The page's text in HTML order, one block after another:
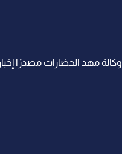
وكالة مهد الحضارات مصدرًا